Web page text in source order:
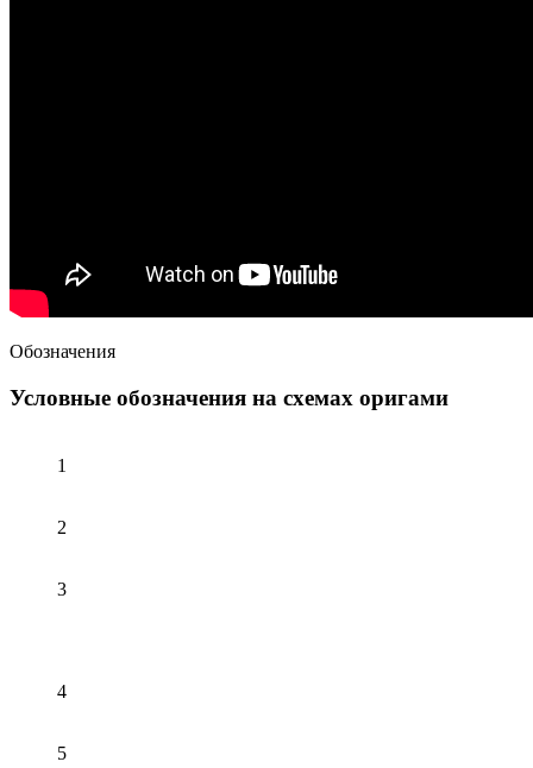
Обозначения
Условные обозначения на схемах оригами
1
2
3
4
5